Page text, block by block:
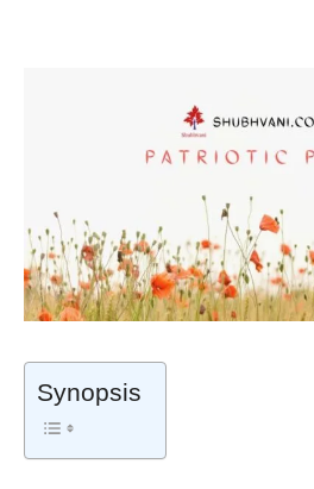
Synopsis